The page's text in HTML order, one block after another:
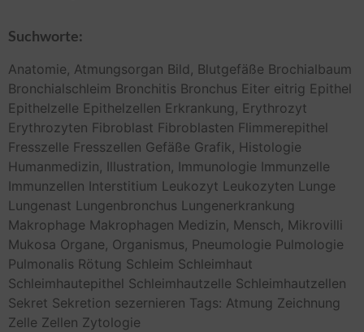
Suchworte:
Anatomie, Atmungsorgan Bild, Blutgefäße Brochialbaum
Bronchialschleim Bronchitis Bronchus Eiter eitrig Epithel
Epithelzelle Epithelzellen Erkrankung, Erythrozyt
Erythrozyten Fibroblast Fibroblasten Flimmerepithel
Fresszelle Fresszellen Gefäße Grafik, Histologie
Humanmedizin, Illustration, Immunologie Immunzelle
Immunzellen Interstitium Leukozyt Leukozyten Lunge
Lungenast Lungenbronchus Lungenerkrankung
Makrophage Makrophagen Medizin, Mensch, Mikrovilli
Mukosa Organe, Organismus, Pneumologie Pulmologie
Pulmonalis Rötung Schleim Schleimhaut
Schleimhautepithel Schleimhautzelle Schleimhautzellen
Sekret Sekretion sezernieren Tags: Atmung Zeichnung
Zelle Zellen Zytologie